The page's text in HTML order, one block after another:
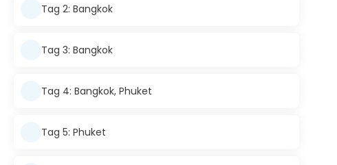
Tag 2: Bangkok
Tag 3: Bangkok
Tag 4: Bangkok, Phuket
Tag 5: Phuket